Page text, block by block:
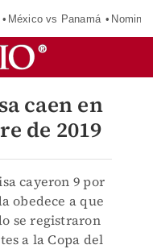
México vs Panamá
caen en
de 2019
cayeron 9 por
obedece a que
se registraron
a la Copa del